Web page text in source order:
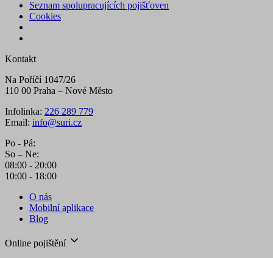
Seznam spolupracujících pojišťoven
Cookies
Kontakt
Na Poříčí 1047/26
110 00 Praha – Nové Město
Infolinka: 226 289 779
Email: info@suri.cz
Po - Pá:
So – Ne:
08:00 - 20:00
10:00 - 18:00
O nás
Mobilní aplikace
Blog
Online pojištění